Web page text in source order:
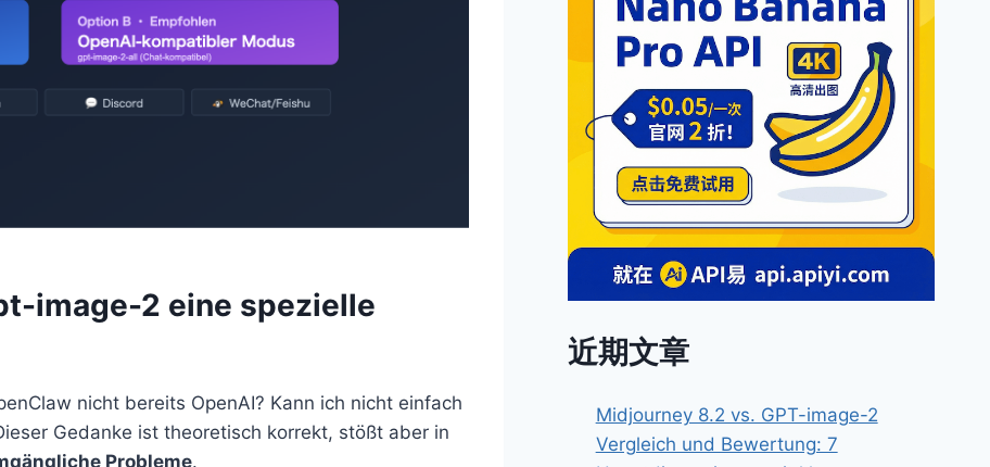
image-2 eine spezielle
nicht bereits OpenAI? Kann ich nicht einfach
Gedanke ist theoretisch korrekt, stößt aber in
Probleme.
近期文章
Midjourney 8.2 vs. GPT-image-2
Vergleich und Bewertung: 7